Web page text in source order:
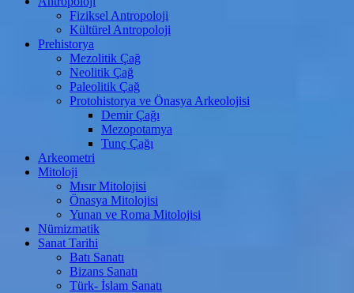
Fiziksel Antropoloji
Kültürel Antropoloji
Prehistorya
Mezolitik Çağ
Neolitik Çağ
Paleolitik Çağ
Protohistorya ve Önasya Arkeolojisi
Demir Çağı
Mezopotamya
Tunç Çağı
Arkeometri
Mitoloji
Mısır Mitolojisi
Önasya Mitolojisi
Yunan ve Roma Mitolojisi
Nümizmatik
Sanat Tarihi
Batı Sanatı
Bizans Sanatı
Türk- İslam Sanatı